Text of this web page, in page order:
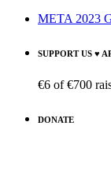
META 2023
SUPPORT US ♥
€6 of€700
DONATE